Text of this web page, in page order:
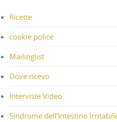
Ricette
cookie police
Mailinglist
Dove ricevo
Interviste Video
Sindrome dell’Intestino